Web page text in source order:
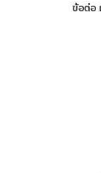
ข้อต่อ